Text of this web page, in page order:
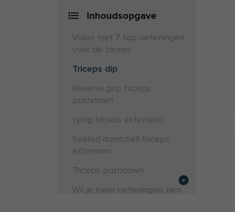
Inhoudsopgave
Video met 7 top oefeningen
voor de triceps
Triceps dip
Reverse grip triceps
pushdown
Lying triceps extension
Seated dumbbell triceps
extension
Triceps pushdown
Wil je meer oefeningen zien